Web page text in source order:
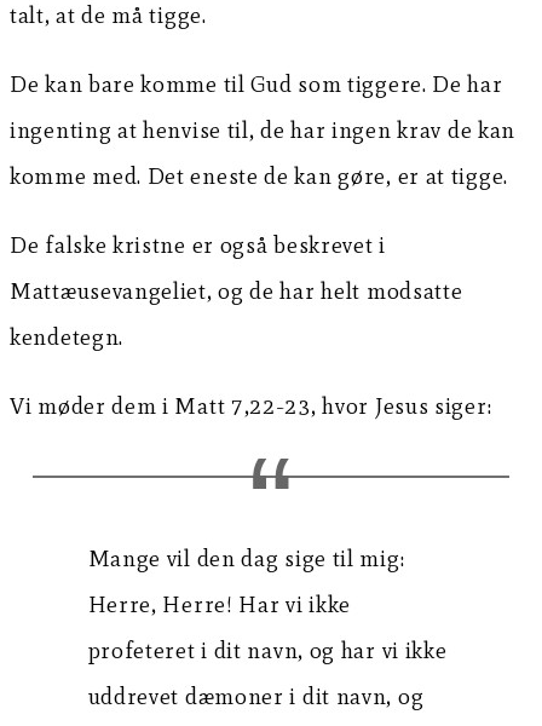
talt, at de må tigge.
De kan bare komme til Gud som tiggere. De har
ingenting at henvise til, de har ingen krav de kan
komme med. Det eneste de kan gøre, er at tigge.
De falske kristne er også beskrevet i
Mattæusevangeliet, og de har helt modsatte
kendetegn.
Vi møder dem i Matt 7,22-23, hvor Jesus siger:
Mange vil den dag sige til mig:
Herre, Herre! Har vi ikke
profeteret i dit navn, og har vi ikke
uddrevet dæmoner i dit navn, og